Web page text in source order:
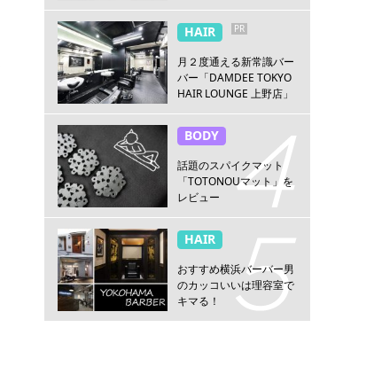
HAIR PR
月２度通える新常識バー
バー「DAMDEE TOKYO
HAIR LOUNGE 上野店」
BODY
話題のスパイクマット
「TOTONOUマット」を
レビュー
HAIR
おすすめ横浜バーバー男
のカッコいいは理容室で
キマる！